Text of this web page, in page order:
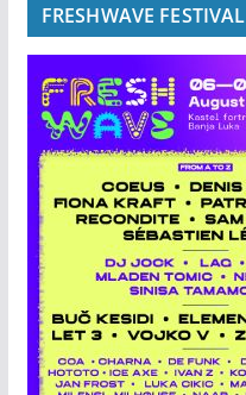
FRESHWAVE FESTIVAL